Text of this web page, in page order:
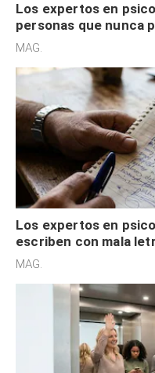
Los expertos en
personas que nunca
redes sociales no
MAG.
Los expertos en
escriben con mala
acelerado y no lo
MAG.